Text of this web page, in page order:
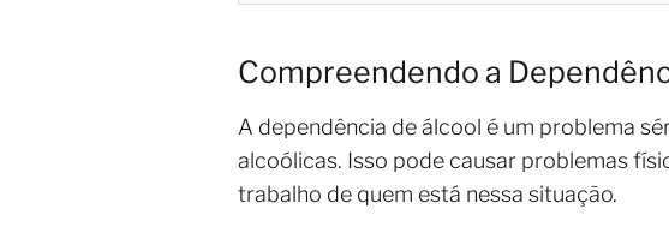
Compreendendo a
A dependência de álcool é um problema
alcoólicas. Isso pode causar problemas
trabalho de quem está nessa situação.